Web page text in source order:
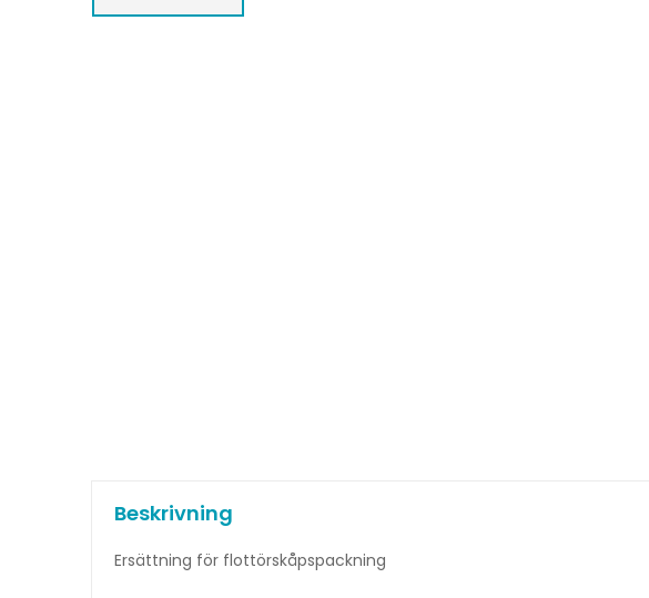
Beskrivning
Ersättning för flottörskåpspackning